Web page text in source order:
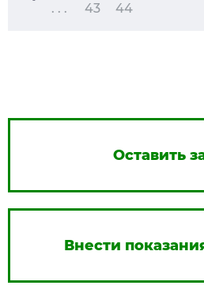
. . .
43 44
Оставить
Внести